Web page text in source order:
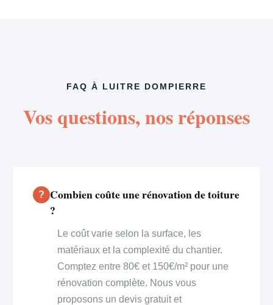
FAQ À LUITRE DOMPIERRE
Vos questions, nos réponses
Combien coûte une rénovation de toiture
?
Le coût varie selon la surface, les
matériaux et la complexité du chantier.
Comptez entre 80€ et 150€/m² pour une
rénovation complète. Nous vous
proposons un devis gratuit et